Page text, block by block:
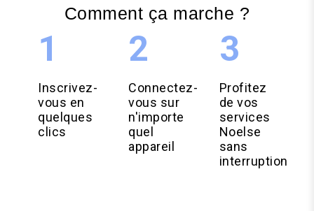
Comment ça marche ?
1
Inscrivez-
vous en
quelques
clics
2
Connectez-
vous sur
n'importe
quel
appareil
3
Profitez
de vos
services
Noelse
sans
interruption